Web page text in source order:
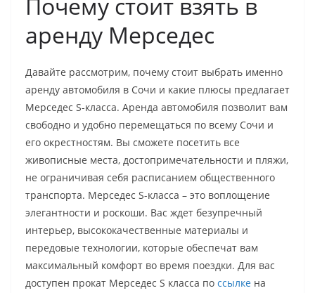
Почему стоит взять в
аренду Мерседес
Давайте рассмотрим, почему стоит выбрать именно
аренду автомобиля в Сочи и какие плюсы предлагает
Мерседес S-класса. Аренда автомобиля позволит вам
свободно и удобно перемещаться по всему Сочи и
его окрестностям. Вы сможете посетить все
живописные места, достопримечательности и пляжи,
не ограничивая себя расписанием общественного
транспорта. Мерседес S-класса – это воплощение
элегантности и роскоши. Вас ждет безупречный
интерьер, высококачественные материалы и
передовые технологии, которые обеспечат вам
максимальный комфорт во время поездки. Для вас
доступен прокат Мерседес S класса по ссылке на